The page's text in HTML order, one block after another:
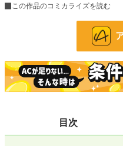
2,904 位 /
恋愛 1,610 位 /
お気に入り 16,225
文字数(レンタル含む)
この作品のコミカライズを読む
目次